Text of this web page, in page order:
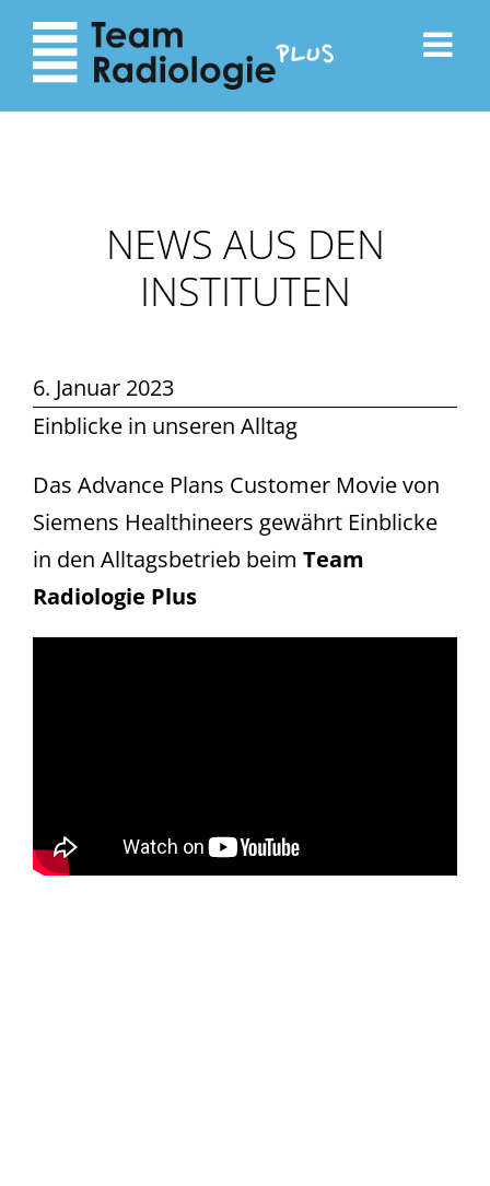
zum
Inhalt
Navigation
NEWS AUS DEN
INSTITUTEN
6. Januar 2023
Einblicke in unseren Alltag
Das Advance Plans Customer Movie von
Siemens Healthineers gewährt Einblicke
in den Alltagsbetrieb beim Team
Radiologie Plus